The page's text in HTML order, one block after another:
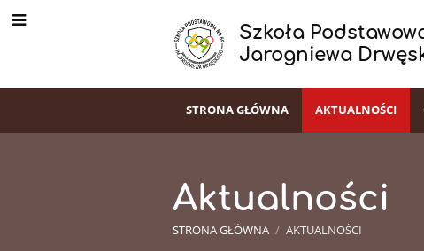
Szkoła
Jarogniewa
STRONA GŁÓWNA AKTUALNOŚCI
Aktualności
STRONA GŁÓWNA / AKTUALNOŚCI